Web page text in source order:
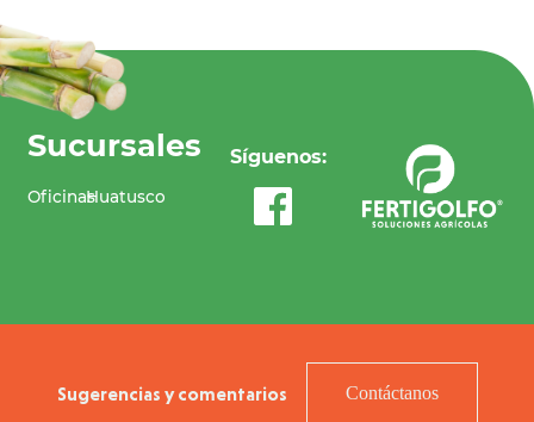
Sucursales
OficinasHuatusco
Síguenos:
Sugerencias y comentarios Contáctanos